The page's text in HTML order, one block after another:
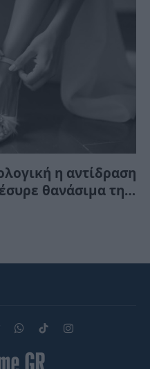
η αντίδραση
θανάσιμα τη
πατέρα μου…»
WhatsApp
TikTokInstagram